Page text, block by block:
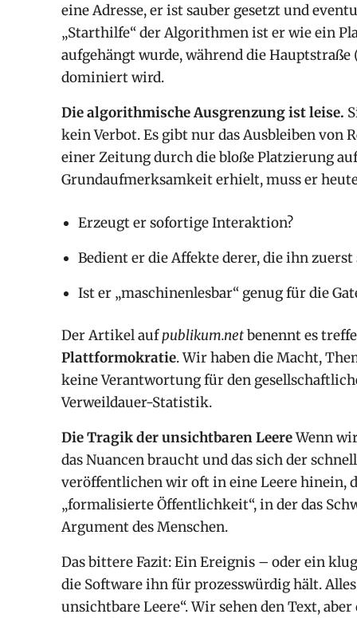
eine Adresse, er ist sauber gesetzt und
„Starthilfe“ der Algorithmen ist er wie ein
aufgehängt wurde, während die
dominiert wird.
Die algorithmische Ausgrenzung ist leise.
kein Verbot. Es gibt nur das Ausbleiben von
einer Zeitung durch die bloße Platzierung
Grundaufmerksamkeit erhielt, muss er
Erzeugt er sofortige Interaktion?
Bedient er die Affekte derer, die ihn zuerst
Ist er „maschinenlesbar“ genug für die
Der Artikel aufpublikum.netbenennt es
Plattformokratie. Wir haben die Macht,
keine Verantwortung für den
Verweildauer-Statistik.
Die Tragik der unsichtbaren LeereWenn
das Nuancen braucht und das sich der
veröffentlichen wir oft in eine Leere hinein,
„formalisierte Öffentlichkeit“, in der das
Argument des Menschen.
Das bittere Fazit: Ein Ereignis – oder ein
die Software ihn für prozesswürdig hält.
unsichtbare Leere“. Wir sehen den Text,